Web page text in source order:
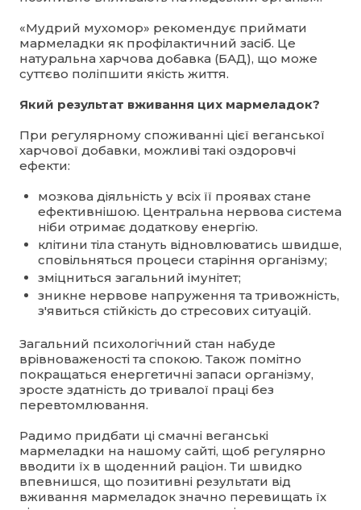
«Мудрий мухомор» рекомендує приймати
мармеладки як профілактичний засіб. Це
натуральна харчова добавка (БАД), що може
суттєво поліпшити якість життя.
Який результат вживання цих мармеладок?
При регулярному споживанні цієї веганської
харчової добавки, можливі такі оздоровчі
ефекти:
мозкова діяльність у всіх її проявах стане
ефективнішою. Центральна нервова система
ніби отримає додаткову енергію.
клітини тіла стануть відновлюватись швидше,
сповільняться процеси старіння організму;
зміцниться загальний імунітет;
зникне нервове напруження та тривожність,
з'явиться стійкість до стресових ситуацій.
Загальний психологічний стан набуде
врівноваженості та спокою. Також помітно
покращаться енергетичні запаси організму,
зросте здатність до тривалої праці без
перевтомлювання.
Радимо придбати ці смачні веганські
мармеладки на нашому сайті, щоб регулярно
вводити їх в щоденний раціон. Ти швидко
впевнишся, що позитивні результати від
вживання мармеладок значно перевищать їх